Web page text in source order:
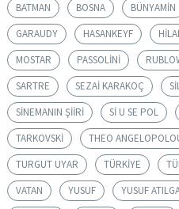
BATMAN BOSNA BÜNYAMIN
GARAUDY
HASANKEYF
MOSTAR
PASSOLINI
SARTRE
SEZAI KARAKOÇ
SINEMANIN ŞIIRI
SI U SE POL
TARKOVSKI
THEO
TURGUT UYAR
TÜRKIYE
VATAN
YUSUF YUSUF